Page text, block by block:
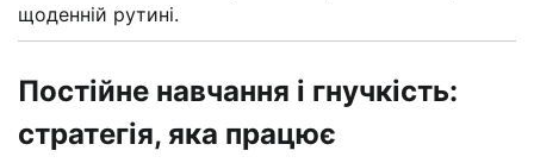
щоденній рутині.
Постійне навчання і гнучкість:
стратегія, яка працює